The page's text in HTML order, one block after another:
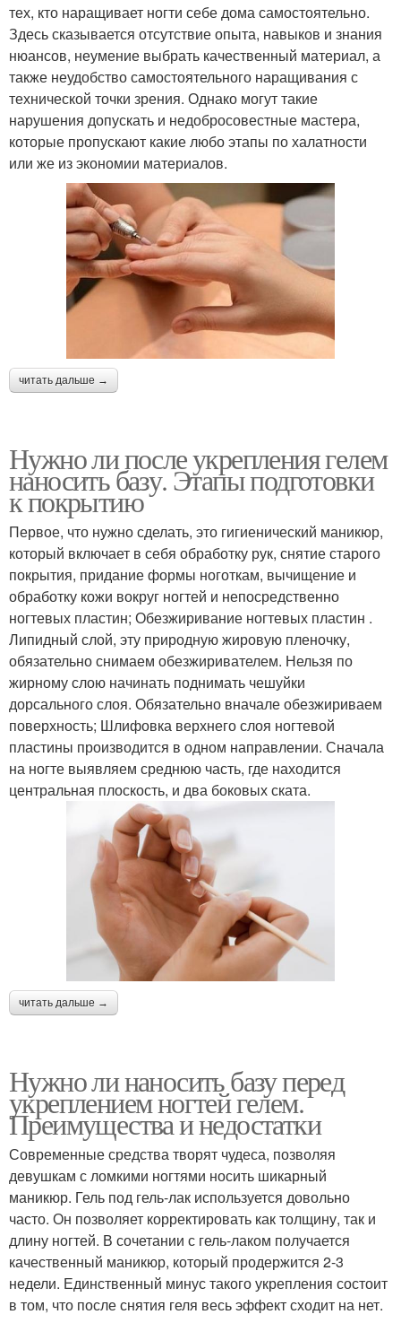
тех, кто наращивает ногти себе дома самостоятельно.
Здесь сказывается отсутствие опыта, навыков и знания
нюансов, неумение выбрать качественный материал, а
также неудобство самостоятельного наращивания с
технической точки зрения. Однако могут такие
нарушения допускать и недобросовестные мастера,
которые пропускают какие любо этапы по халатности
или же из экономии материалов.
читать дальше →
Нужно ли после укрепления гелем
наносить базу. Этапы подготовки
к покрытию
Первое, что нужно сделать, это гигиенический маникюр,
который включает в себя обработку рук, снятие старого
покрытия, придание формы ноготкам, вычищение и
обработку кожи вокруг ногтей и непосредственно
ногтевых пластин; Обезжиривание ногтевых пластин .
Липидный слой, эту природную жировую пленочку,
обязательно снимаем обезжиривателем. Нельзя по
жирному слою начинать поднимать чешуйки
дорсального слоя. Обязательно вначале обезжириваем
поверхность; Шлифовка верхнего слоя ногтевой
пластины производится в одном направлении. Сначала
на ногте выявляем среднюю часть, где находится
центральная плоскость, и два боковых ската.
читать дальше →
Нужно ли наносить базу перед
укреплением ногтей гелем.
Преимущества и недостатки
Современные средства творят чудеса, позволяя
девушкам с ломкими ногтями носить шикарный
маникюр. Гель под гель-лак используется довольно
часто. Он позволяет корректировать как толщину, так и
длину ногтей. В сочетании с гель-лаком получается
качественный маникюр, который продержится 2-3
недели. Единственный минус такого укрепления состоит
в том, что после снятия геля весь эффект сходит на нет.